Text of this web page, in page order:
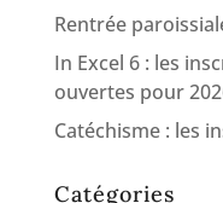
Rentrée
In Excel 6 : les
ouvertes pour
Catéchisme : les
Catégories